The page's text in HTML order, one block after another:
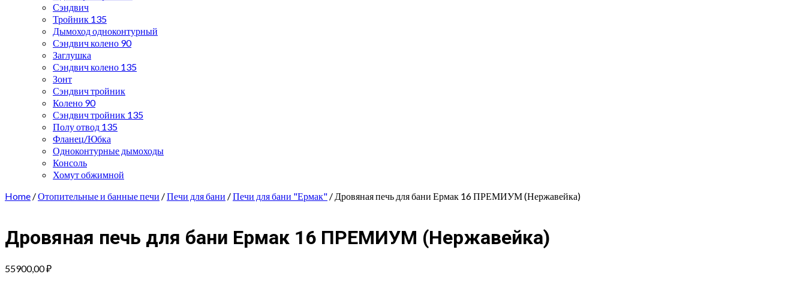
Сэндвич
Тройник 135
Дымоход одноконтурный
Сэндвич колено 90
Заглушка
Сэндвич колено 135
Зонт
Сэндвич тройник
Колено 90
Сэндвич тройник 135
Полу отвод 135
Фланец/Юбка
Одноконтурные дымоходы
Консоль
Хомут обжимной
Home /Отопительные и банные печи /Печи для бани /Печи для бани "Ермак" / Дровяная печь для бани Ермак 16 ПРЕМИУМ (Нержавейка)
Дровяная печь для бани Ермак 16 ПРЕМИУМ (Нержавейка)
55900,00₽